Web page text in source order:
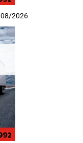
08/2026